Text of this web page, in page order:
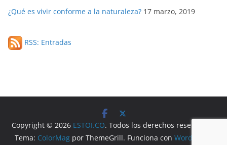
¿Qué es vivir conforme a la naturaleza? 17 marzo, 2019
RSS: Entradas
Copyright © 2026 ESTOI.CO. Todos los derechos reservados.
Tema: ColorMagpor ThemeGrill. Funciona con WordPress